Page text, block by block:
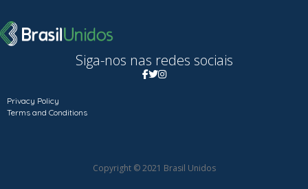
Siga-nos nas redes sociais
Privacy Policy
Terms and Conditions
Copyright © 2021 Brasil Unidos